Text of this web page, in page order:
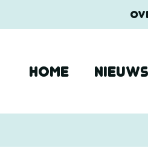
HOME NIEUWS